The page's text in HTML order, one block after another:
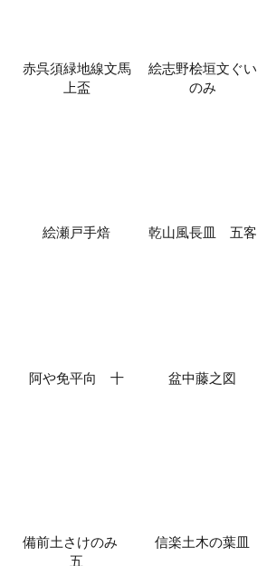
赤呉須緑地線文馬
上盃
絵志野桧垣文ぐい
のみ
絵瀬戸手焙 乾山風長皿 五客
阿や免平向 十 盆中藤之図
備前土さけのみ
五
信楽土木の葉皿